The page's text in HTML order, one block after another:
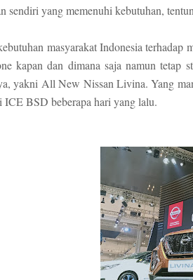
sendiri yang memenuhi kebutuhan,
masyarakat Indonesia
kapan dan dimana saja namun
yakni All New Nissan Livina. Yang
BSD beberapa hari yang lalu.